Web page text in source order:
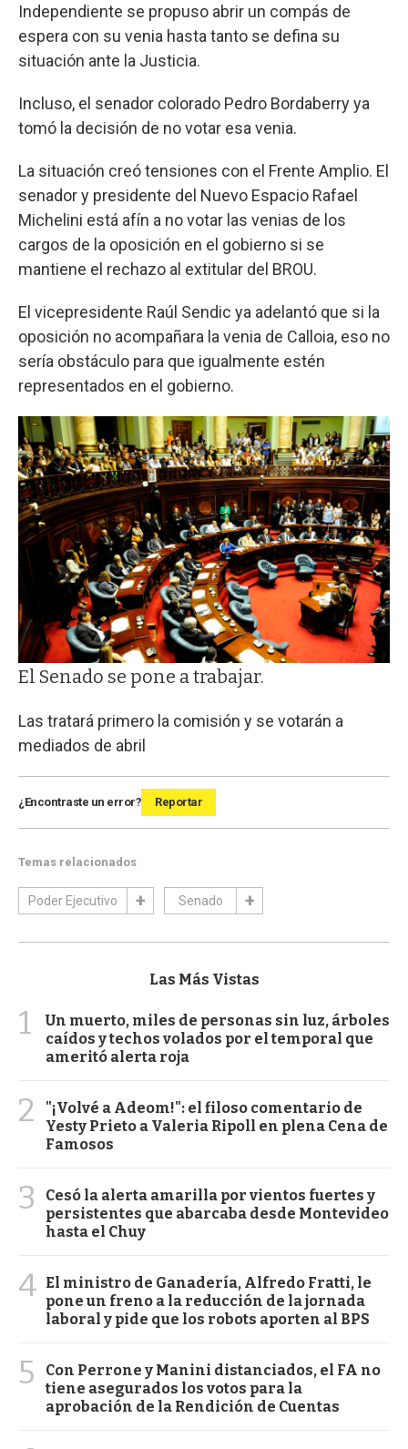
Independiente se propuso abrir un compás de
espera con su venia hasta tanto se defina su
situación ante la Justicia.
Incluso, el senador colorado Pedro Bordaberry ya
tomó la decisión de no votar esa venia.
La situación creó tensiones con el Frente Amplio. El
senador y presidente del Nuevo Espacio Rafael
Michelini está afín a no votar las venias de los
cargos de la oposición en el gobierno si se
mantiene el rechazo al extitular del BROU.
El vicepresidente Raúl Sendic ya adelantó que si la
oposición no acompañara la venia de Calloia, eso no
sería obstáculo para que igualmente estén
representados en el gobierno.
El Senado se pone a trabajar.
Las tratará primero la comisión y se votarán a
mediados de abril
¿Encontraste un error? Reportar
Temas relacionados
Poder Ejecutivo Senado
Las Más Vistas
1
Un muerto, miles de personas sin luz, árboles
caídos y techos volados por el temporal que
ameritó alerta roja
2
"¡Volvé a Adeom!": el filoso comentario de
Yesty Prieto a Valeria Ripoll en plena Cena de
Famosos
3
Cesó la alerta amarilla por vientos fuertes y
persistentes que abarcaba desde Montevideo
hasta el Chuy
4 El ministro de Ganadería, Alfredo Fratti, le
pone un freno a la reducción de la jornada
laboral y pide que los robots aporten al BPS
5
Con Perrone y Manini distanciados, el FA no
tiene asegurados los votos para la
aprobación de la Rendición de Cuentas